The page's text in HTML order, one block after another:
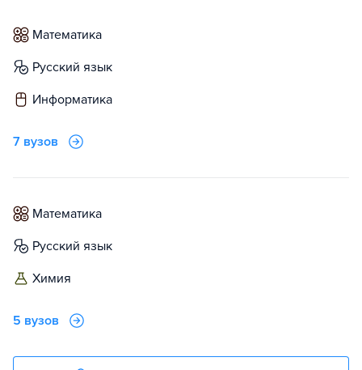
математика
русский язык
информатика
7 вузов
математика
русский язык
химия
5 вузов